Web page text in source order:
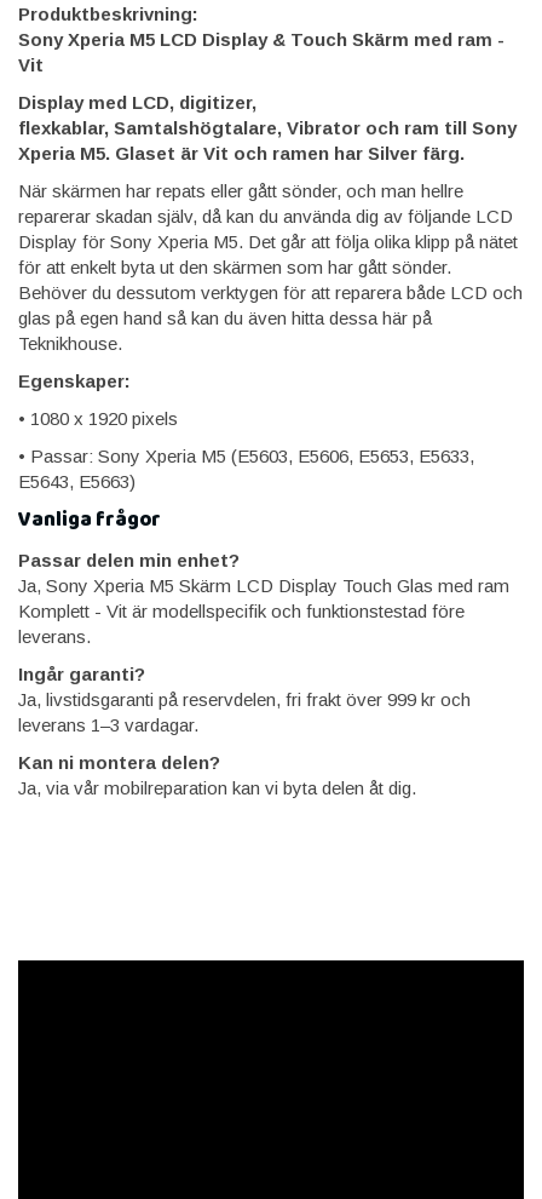
Produktbeskrivning:
Sony Xperia M5 LCD Display & Touch Skärm med ram -
Vit
Display med LCD, digitizer,
flexkablar, Samtalshögtalare, Vibrator och ram till Sony
Xperia M5. Glaset är Vit och ramen har Silver färg.
När skärmen har repats eller gått sönder, och man hellre
reparerar skadan själv, då kan du använda dig av följande LCD
Display för Sony Xperia M5. Det går att följa olika klipp på nätet
för att enkelt byta ut den skärmen som har gått sönder.
Behöver du dessutom verktygen för att reparera både LCD och
glas på egen hand så kan du även hitta dessa här på
Teknikhouse.
Egenskaper:
• 1080 x 1920 pixels
• Passar: Sony Xperia M5 (E5603, E5606, E5653, E5633,
E5643, E5663)
Vanliga frågor
Passar delen min enhet?
Ja, Sony Xperia M5 Skärm LCD Display Touch Glas med ram
Komplett - Vit är modellspecifik och funktionstestad före
leverans.
Ingår garanti?
Ja, livstidsgaranti på reservdelen, fri frakt över 999 kr och
leverans 1–3 vardagar.
Kan ni montera delen?
Ja, via vår mobilreparation kan vi byta delen åt dig.